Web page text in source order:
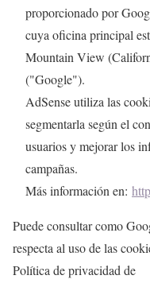
proporcionado por
cuya oficina principal
Mountain View
("Google").
AdSense utiliza las
segmentarla según el
usuarios y mejorar los
campañas.
Más información en:
Puede consultar como
respecta al uso de las
Política de privacidad de